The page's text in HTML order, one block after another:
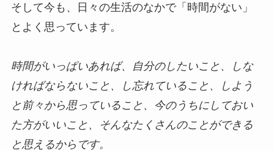
そして今も、日々の生活のなかで「時間がない」
とよく思っています。
時間がいっぱいあれば、自分のしたいこと、しな
ければならないこと、し忘れていること、しよう
と前々から思っていること、今のうちにしておい
た方がいいこと、そんなたくさんのことができる
と思えるからです。